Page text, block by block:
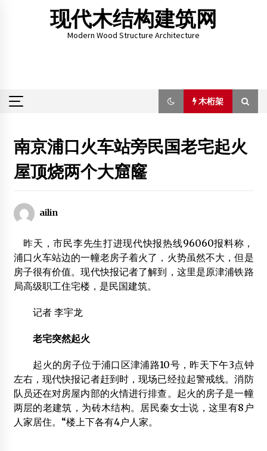
现代木结构建筑网
Modern Wood Structure Architecture
木桁架
宸美家具(厦门)有限公司
2012年2月11日
第四届“联众杯”暨首届全国木结构设计大赛强势来袭
2013年6月30日
2013北京园林景观展- 第三届中国国际园林景观与美好人
居展览会
2012年10月18日
现代木结构建筑将进入高速发展期
2013年2月4日
山西70余处濒危文物建筑今年抢险修缮
2014年3月17日
首届世界人造板大会在临沂召开
2015年10月20日
南京浦口火车站旁民国老宅起火
屋顶烧两个大窟窿
ailin
昨天，市民李先生打进现代快报热线96060报料称，
浦口火车站边的一幢老房子着火了，火势虽然不大，但是
房子很有价值。现代快报记者了解到，这里是原津浦铁路
局高级职工住宅楼，是民国建筑。
记者 李宇龙
老宅突然起火
起火的房子位于浦口区津浦路10号，昨天下午3点钟
左右，现代快报记者赶到时，现场已经拉起警戒线。消防
队员还在对房屋内部的火情进行排查。起火的房子是一幢
两层的老建筑，为砖木结构。居民秦女士说，这里有8户
人家居住。“楼上下各有4户人家。